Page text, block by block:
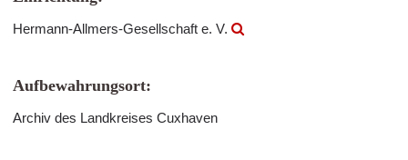
Hermann-Allmers-Gesellschaft e. V.
Aufbewahrungsort:
Archiv des Landkreises Cuxhaven